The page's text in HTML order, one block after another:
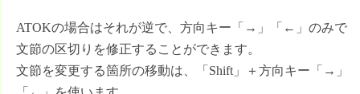
ATOKの場合はそれが逆で、方向キー「→」「←」のみで
文節の区切りを修正することができます。
文節を変更する箇所の移動は、「Shift」＋方向キー「→」